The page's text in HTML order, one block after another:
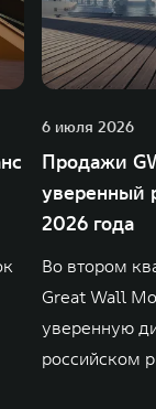
6 июля 2026
Продажи
уверенный
2026 года
Во втором
Great Wall
уверенную
российском